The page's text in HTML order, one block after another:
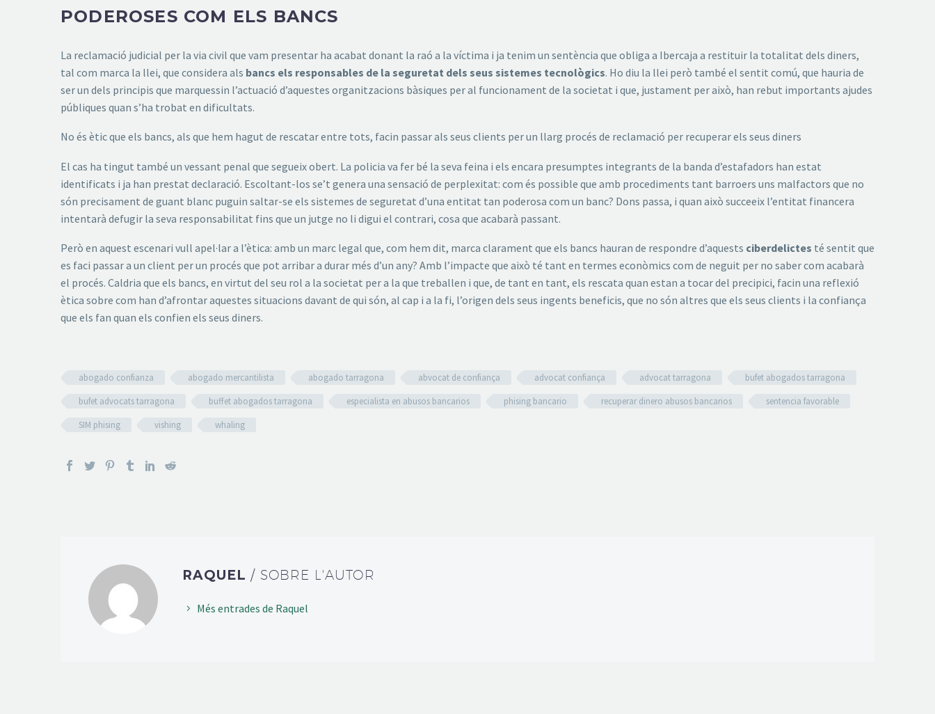
PODEROSES COM ELS BANCS
La reclamació judicial per la via civil que vam presentar ha acabat donant la raó a la víctima i ja tenim un sentència que obliga a Ibercaja a restituir la totalitat dels diners,
tal com marca la llei, que considera als bancs els responsables de la seguretat dels seus sistemes tecnològics. Ho diu la llei però també el sentit comú, que hauria de
ser un dels principis que marquessin l’actuació d’aquestes organitzacions bàsiques per al funcionament de la societat i que, justament per això, han rebut importants ajudes
públiques quan s’ha trobat en dificultats.
No és ètic que els bancs, als que hem hagut de rescatar entre tots, facin passar als seus clients per un llarg procés de reclamació per recuperar els seus diners
El cas ha tingut també un vessant penal que segueix obert. La policia va fer bé la seva feina i els encara presumptes integrants de la banda d’estafadors han estat
identificats i ja han prestat declaració. Escoltant-los se’t genera una sensació de perplexitat: com és possible que amb procediments tant barroers uns malfactors que no
són precisament de guant blanc puguin saltar-se els sistemes de seguretat d’una entitat tan poderosa com un banc? Dons passa, i quan això succeeix l’entitat financera
intentarà defugir la seva responsabilitat fins que un jutge no li digui el contrari, cosa que acabarà passant.
Però en aquest escenari vull apel·lar a l’ètica: amb un marc legal que, com hem dit, marca clarament que els bancs hauran de respondre d’aquests ciberdelictes té sentit que
es faci passar a un client per un procés que pot arribar a durar més d’un any? Amb l’impacte que això té tant en termes econòmics com de neguit per no saber com acabarà
el procés. Caldria que els bancs, en virtut del seu rol a la societat per a la que treballen i que, de tant en tant, els rescata quan estan a tocar del precipici, facin una reflexió
ètica sobre com han d’afrontar aquestes situacions davant de qui són, al cap i a la fi, l’origen dels seus ingents beneficis, que no són altres que els seus clients i la confiança
que els fan quan els confien els seus diners.
abogado confianza abogado mercantilista abogado tarragona abvocat de confiança advocat confiança advocat tarragona
bufet abogados tarragona
bufet advocats tarragona
buffet abogados tarragona especialista en abusos bancarios phising bancario recuperar dinero abusos bancarios
sentencia favorable
SIM phising
vishing whaling
RAQUEL / SOBRE L'AUTOR
Més entrades de Raquel